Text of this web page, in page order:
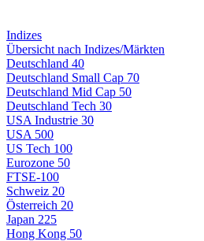
Indizes
Übersicht nach Indizes/Märkten
Deutschland 40
Deutschland Small Cap 70
Deutschland Mid Cap 50
Deutschland Tech 30
USA Industrie 30
USA 500
US Tech 100
Eurozone 50
FTSE-100
Schweiz 20
Österreich 20
Japan 225
Hong Kong 50